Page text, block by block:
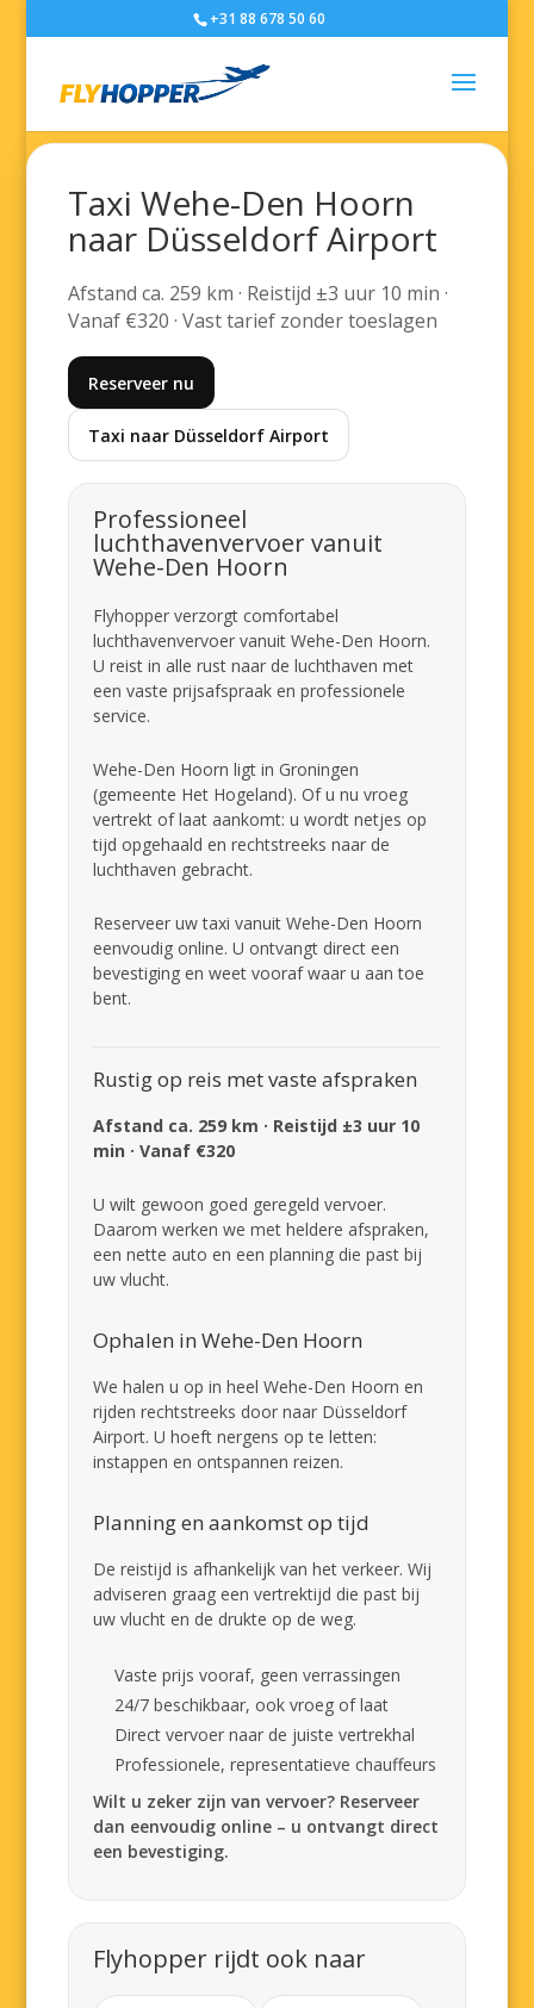
+31 88 678 50 60
Taxi Wehe-Den Hoorn
naar Düsseldorf Airport
Afstand ca. 259 km · Reistijd ±3 uur 10 min ·
Vanaf €320 · Vast tarief zonder toeslagen
Reserveer nu
Taxi naar Düsseldorf Airport
Professioneel
luchthavenvervoer vanuit
Wehe-Den Hoorn
Flyhopper verzorgt comfortabel
luchthavenvervoer vanuit Wehe-Den Hoorn.
U reist in alle rust naar de luchthaven met
een vaste prijsafspraak en professionele
service.
Wehe-Den Hoorn ligt in Groningen
(gemeente Het Hogeland). Of u nu vroeg
vertrekt of laat aankomt: u wordt netjes op
tijd opgehaald en rechtstreeks naar de
luchthaven gebracht.
Reserveer uw taxi vanuit Wehe-Den Hoorn
eenvoudig online. U ontvangt direct een
bevestiging en weet vooraf waar u aan toe
bent.
Rustig op reis met vaste afspraken
Afstand ca. 259 km · Reistijd ±3 uur 10
min · Vanaf €320
U wilt gewoon goed geregeld vervoer.
Daarom werken we met heldere afspraken,
een nette auto en een planning die past bij
uw vlucht.
Ophalen in Wehe-Den Hoorn
We halen u op in heel Wehe-Den Hoorn en
rijden rechtstreeks door naar Düsseldorf
Airport. U hoeft nergens op te letten:
instappen en ontspannen reizen.
Planning en aankomst op tijd
De reistijd is afhankelijk van het verkeer. Wij
adviseren graag een vertrektijd die past bij
uw vlucht en de drukte op de weg.
Vaste prijs vooraf, geen verrassingen
24/7 beschikbaar, ook vroeg of laat
Direct vervoer naar de juiste vertrekhal
Professionele, representatieve chauffeurs
Wilt u zeker zijn van vervoer? Reserveer
dan eenvoudig online – u ontvangt direct
een bevestiging.
Flyhopper rijdt ook naar